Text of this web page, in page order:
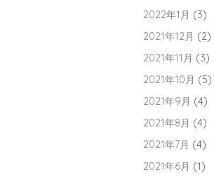
2022年1月 (3)
2021年12月 (2)
2021年11月 (3)
2021年10月 (5)
2021年9月 (4)
2021年8月 (4)
2021年7月 (4)
2021年6月 (1)